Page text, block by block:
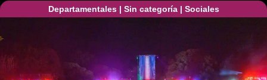
Departamentales| Sin categoría| Sociales